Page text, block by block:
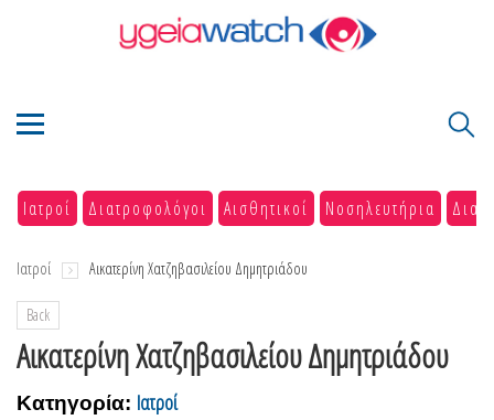
Ιατροί Διατροφολόγοι Αισθητικοί Νοσηλευτήρια
Ιατροί Αικατερίνη Χατζηβασιλείου Δημητριάδου
Back
Αικατερίνη Χατζηβασιλείου Δημητριάδου
Κατηγορία: Ιατροί